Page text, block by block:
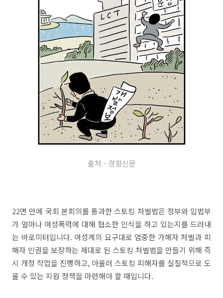
출처 - 경향신문
22면 만에 국회 본회의를 통과한 스토킹 처벌법은 정부와 입법부
가 얼마나 여성폭력에 대해 협소한 인식을 하고 있는지를 드러내
는 바로미터입니다. 여성계의 요구대로 엄중한 가해자 처벌과 피
해자 인권을 보장하는 제대로 된 스토킹 처벌법을 만들기 위해 즉
시 개정 작업을 진행하고, 아울러 스토킹 피해자를 실질적으로 도
울 수 있는 지원 정책을 마련해야 할 때입니다.